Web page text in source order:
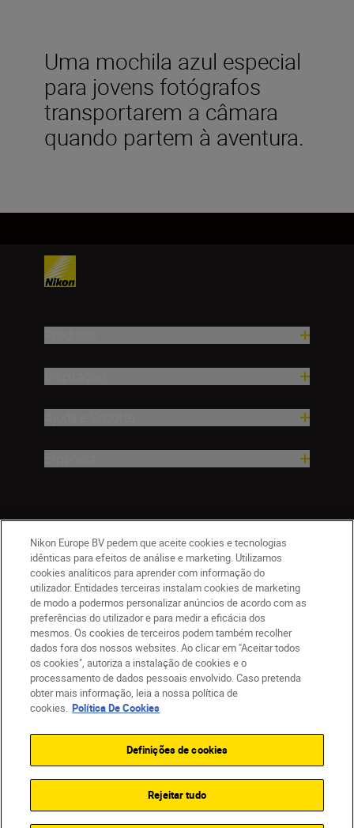
Uma mochila azul especial
para jovens fotógrafos
transportarem a câmara
quando partem à aventura.
PT Nikon Sites
Contacte-nos
Aviso de Privacidade
Termos de utilização
Política de Cookies
Definições de Cookies
© 2026 Nikon
Back to top
Nikon Europe BV pedem que aceite cookies e tecnologias
idênticas para efeitos de análise e marketing. Utilizamos
cookies analíticos para aprender com informação do
utilizador. Entidades terceiras instalam cookies de marketing
de modo a podermos personalizar anúncios de acordo com as
preferências do utilizador e para medir a eficácia dos
mesmos. Os cookies de terceiros podem também recolher
dados fora dos nossos websites. Ao clicar em "Aceitar todos
os cookies", autoriza a instalação de cookies e o
processamento de dados pessoais envolvido. Caso pretenda
obter mais informação, leia a nossa política de
cookies. Política De Cookies
Definições de cookies
Rejeitar tudo